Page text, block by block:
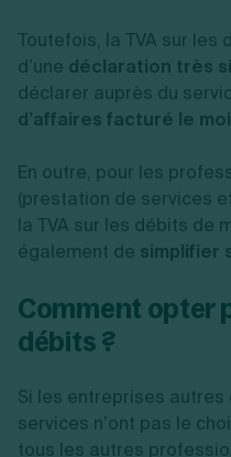
Toutefois, la TVA sur les
d’une déclaration très
déclarer auprès du
d’affaires facturé le
En outre, pour les
(prestation de services
la TVA sur les débits de
également de simplifier
Comment opter
débits ?
Si les entreprises
services n’ont pas le
tous les autres